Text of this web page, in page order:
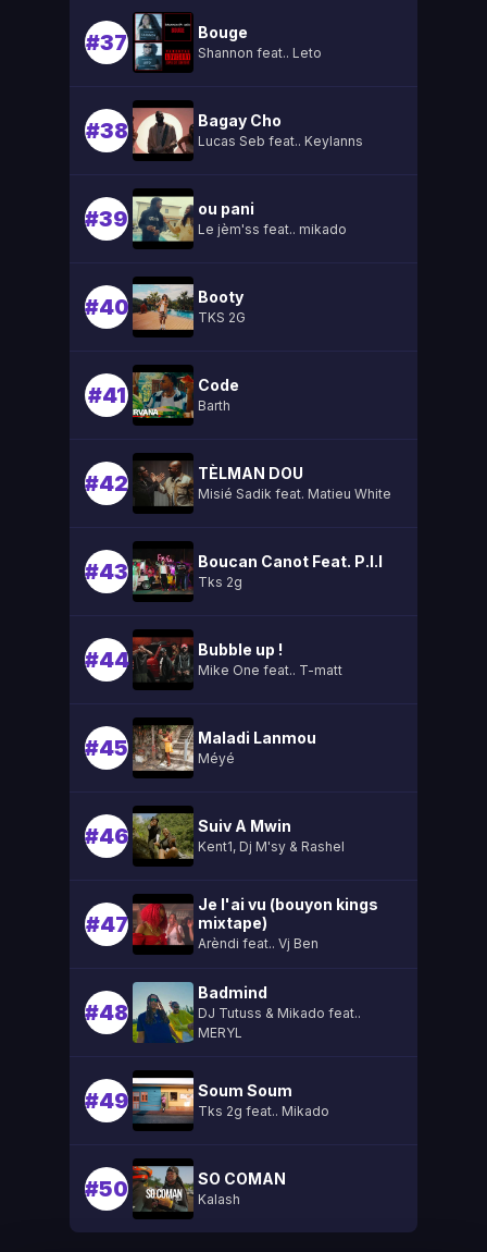
#37 Bouge
Shannon feat.. Leto
#38 Bagay Cho
Lucas Seb feat.. Keylanns
#39 ou pani
Le jèm'ss feat.. mikado
#40 Booty
TKS 2G
#41 Code
Barth
#42 TÈLMAN DOU
Misié Sadik feat. Matieu White
#43 Boucan Canot Feat. P.l.l
Tks 2g
#44 Bubble up !
Mike One feat.. T-matt
#45 Maladi Lanmou
Méyé
#46 Suiv A Mwin
Kent1, Dj M'sy & Rashel
#47
Je l'ai vu (bouyon kings
mixtape)
Arèndi feat.. Vj Ben
#48
Badmind
DJ Tutuss & Mikado feat..
MERYL
#49 Soum Soum
Tks 2g feat.. Mikado
#50 SO COMAN
Kalash